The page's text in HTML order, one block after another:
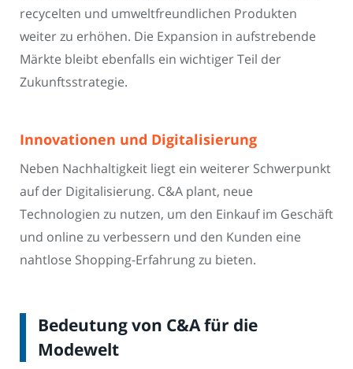
recycelten und umweltfreundlichen Produkten
weiter zu erhöhen. Die Expansion in aufstrebende
Märkte bleibt ebenfalls ein wichtiger Teil der
Zukunftsstrategie.
Innovationen und Digitalisierung
Neben Nachhaltigkeit liegt ein weiterer Schwerpunkt
auf der Digitalisierung. C&A plant, neue
Technologien zu nutzen, um den Einkauf im Geschäft
und online zu verbessern und den Kunden eine
nahtlose Shopping-Erfahrung zu bieten.
Bedeutung von C&A für die
Modewelt